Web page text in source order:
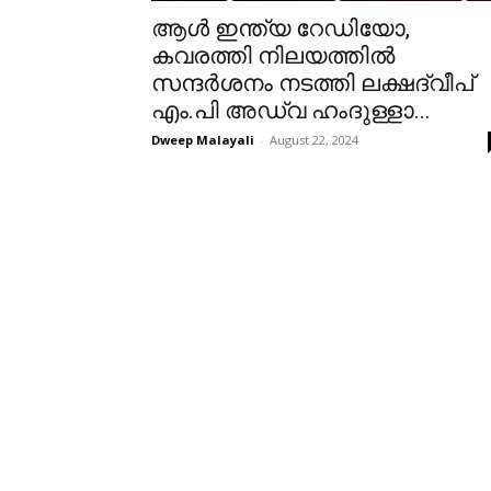
ആൾ ഇന്ത്യ റേഡിയോ,
കവരത്തി നിലയത്തിൽ
സന്ദർശനം നടത്തി ലക്ഷദ്വീപ്
എം.പി അഡ്വ ഹംദുള്ളാ...
Dweep Malayali - August 22, 2024